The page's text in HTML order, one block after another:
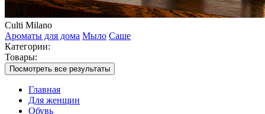
Culti Milano
Ароматы для дома Мыло Саше
Категории:
Товары:
Посмотреть все результаты
Главная
Для женщин
Обувь